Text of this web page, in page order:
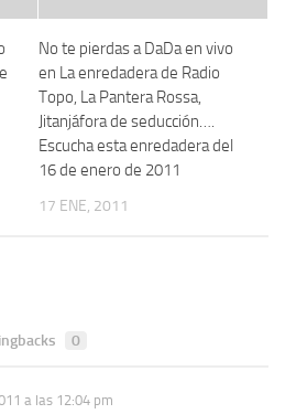
No te pierdas a DaDa en vivo
en La enredadera de Radio
Topo, La Pantera Rossa,
Jitanjáfora de seducción….
Escucha esta enredadera del
16 de enero de 2011
17 ENE, 2011
0
a las 12:04 pm